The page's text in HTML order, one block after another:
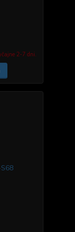
2-7 dni.